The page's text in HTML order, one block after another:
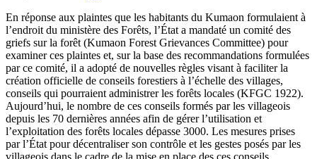
En réponse aux plaintes que les habitants du Kumaon formulaient à
l’endroit du ministère des Forêts, l’État a mandaté un comité des
griefs sur la forêt (Kumaon Forest Grievances Committee) pour
examiner ces plaintes et, sur la base des recommandations formulées
par ce comité, il a adopté de nouvelles règles visant à faciliter la
création officielle de conseils forestiers à l’échelle des villages,
conseils qui pourraient administrer les forêts locales (KFGC 1922).
Aujourd’hui, le nombre de ces conseils formés par les villageois
depuis les 70 dernières années afin de gérer l’utilisation et
l’exploitation des forêts locales dépasse 3000. Les mesures prises
par l’État pour décentraliser son contrôle et les gestes posés par les
villageois dans le cadre de la mise en place des ces conseils